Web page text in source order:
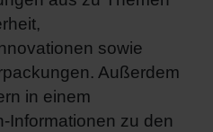
sowie
Außerdem
in einem
Informationen zu den